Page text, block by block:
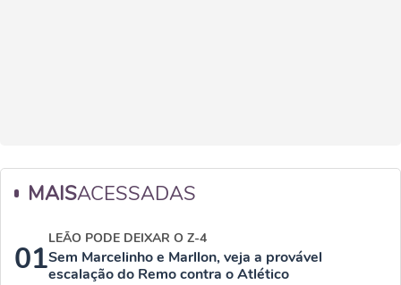
MAISACESSADAS
01
LEÃO PODE DEIXAR O Z-4
Sem Marcelinho e Marllon, veja a provável
escalação do Remo contra o Atlético